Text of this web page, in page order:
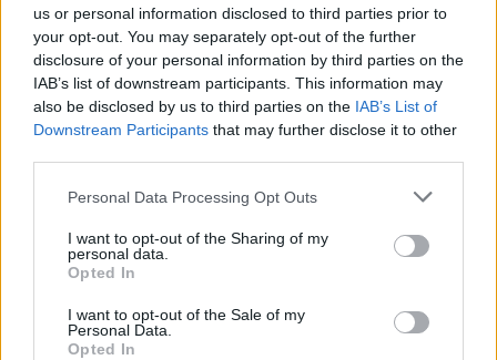
us or personal information disclosed to third parties prior to
your opt-out. You may separately opt-out of the further
disclosure of your personal information by third parties on the
IAB’s list of downstream participants. This information may
also be disclosed by us to third parties on the IAB’s List of
Downstream Participants that may further disclose it to other
Please note that this website/app uses one or more Google
not limited to your visit or usage behaviour. You may click to
grant or deny consent to Google and its third-party tags to
use your data for below specified purposes in below Google
consent section.
Personal Data Processing Opt Outs
I want to opt-out of the Sharing of my
personal data.
Opted In
I want to opt-out of the Sale of my
Personal Data.
Opted In
Történelem Könyv Legenda on-air
FESZTIVÁLLAL INDUL A CONCERTO BUDAPEST